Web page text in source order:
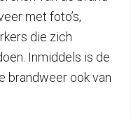
met foto’s,
die zich
Inmiddels is de
brandweer ook van